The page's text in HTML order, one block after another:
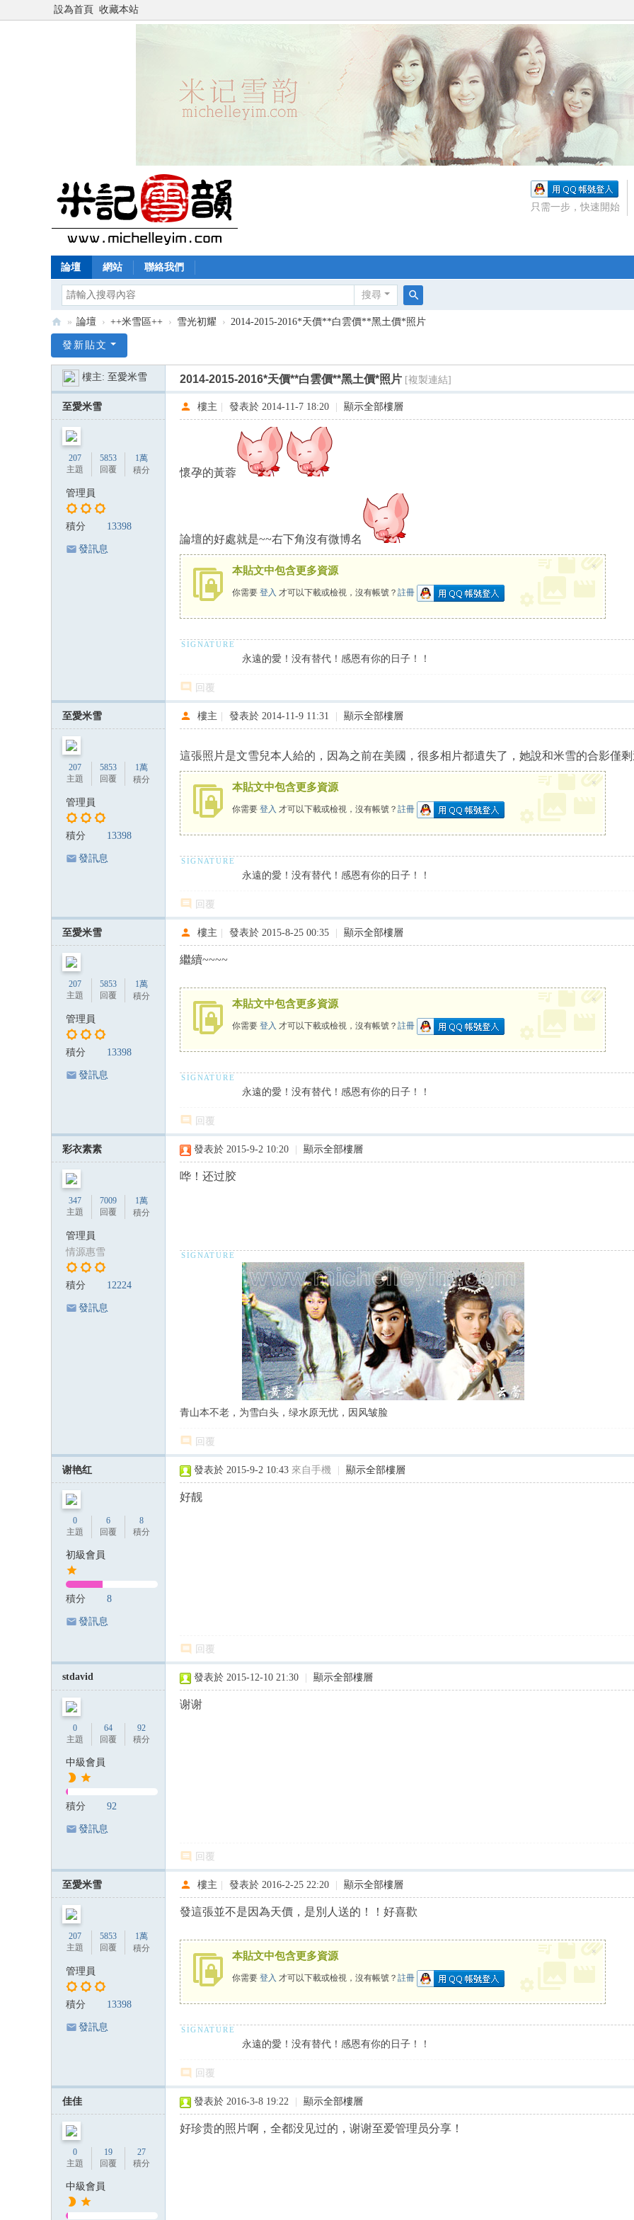
設為首頁 收藏本站
只需一步，快速開始
論壇 網站 聯絡我們
搜尋
搜
米
» 論壇 › ++米雪區++ › 雪光初耀 › 2014-2015-2016*天價**白雲價**黑土價*照片
發新貼文
樓主: 至愛米雪 2014-2015-2016*天價**白雲價**黑土價*照片 [複製連結]
至愛米雪
207
主題
5853
回覆
1萬
積分
管理員
積分 13398
發訊息
樓主 發表於 2014-11-7 18:20 顯示全部樓層
懷孕的黃蓉
論壇的好處就是~~右下角沒有微博名
本貼文中包含更多資源
你需要 登入 才可以下載或檢視，沒有帳號？ 註冊
×
永遠的愛！没有替代！感恩有你的日子！！
回覆
至愛米雪
207
主題
5853
回覆
1萬
積分
管理員
積分 13398
發訊息
樓主 發表於 2014-11-9 11:31 顯示全部樓層
這張照片是文雪兒本人給的，因為之前在美國，很多相片都遺失了，她說和米雪的合影僅
本貼文中包含更多資源
你需要 登入 才可以下載或檢視，沒有帳號？ 註冊
×
永遠的愛！没有替代！感恩有你的日子！！
回覆
至愛米雪
207
主題
5853
回覆
1萬
積分
管理員
積分 13398
發訊息
樓主 發表於 2015-8-25 00:35 顯示全部樓層
繼續~~~~
本貼文中包含更多資源
你需要 登入 才可以下載或檢視，沒有帳號？ 註冊
×
永遠的愛！没有替代！感恩有你的日子！！
回覆
彩衣素素
347
主題
7009
回覆
1萬
積分
管理員
情源惠雪
積分 12224
發訊息
發表於 2015-9-2 10:20 顯示全部樓層
哗！还过胶
青山本不老，为雪白头，绿水原无忧，因风皱脸
回覆
谢艳红
0
主題
6
回覆
8
積分
初級會員
積分 8
發訊息
發表於 2015-9-2 10:43 來自手機 顯示全部樓層
好靓
回覆
stdavid
0
主題
64
回覆
92
積分
中級會員
積分 92
發訊息
發表於 2015-12-10 21:30 顯示全部樓層
谢谢
回覆
至愛米雪
207
主題
5853
回覆
1萬
積分
管理員
積分 13398
發訊息
樓主 發表於 2016-2-25 22:20 顯示全部樓層
發這張並不是因為天價，是別人送的！！好喜歡
本貼文中包含更多資源
你需要 登入 才可以下載或檢視，沒有帳號？ 註冊
×
永遠的愛！没有替代！感恩有你的日子！！
回覆
佳佳
0
主題
19
回覆
27
積分
中級會員
發表於 2016-3-8 19:22 顯示全部樓層
好珍贵的照片啊，全都没见过的，谢谢至爱管理员分享！